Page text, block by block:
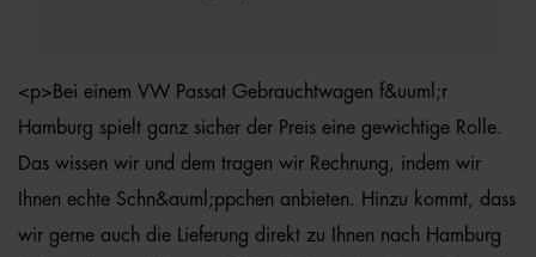
<p>Bei einem VW Passat Gebrauchtwagen f&uuml;r
Hamburg spielt ganz sicher der Preis eine gewichtige Rolle.
Das wissen wir und dem tragen wir Rechnung, indem wir
Ihnen echte Schn&auml;ppchen anbieten. Hinzu kommt, dass
wir gerne auch die Lieferung direkt zu Ihnen nach Hamburg